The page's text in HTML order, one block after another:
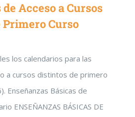
Acceso a Cursos
Curso
los calendarios para las
a cursos distintos de primero
Enseñanzas Básicas de
ENSEÑANZAS BÁSICAS DE